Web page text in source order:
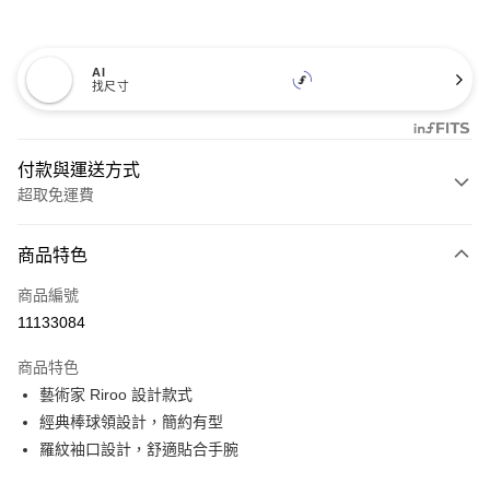
AI
找尺寸
付款與運送方式
超取免運費
信用卡一次付款
超商取貨付款
Apple Pay
悠遊付
商品特色
商品編號
11133084
商品特色
藝術家 Riroo 設計款式
經典棒球領設計，簡約有型
羅紋袖口設計，舒適貼合手腕